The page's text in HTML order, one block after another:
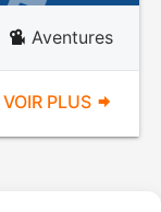
Aventures
VOIR PLUS